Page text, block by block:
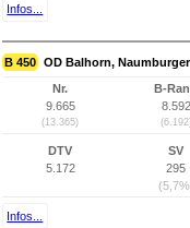
Infos...
B 450 OD Balhorn,
Nr.
9.665
(13.365)
B-
8.592
DTV
5.172
SV
295
Infos...